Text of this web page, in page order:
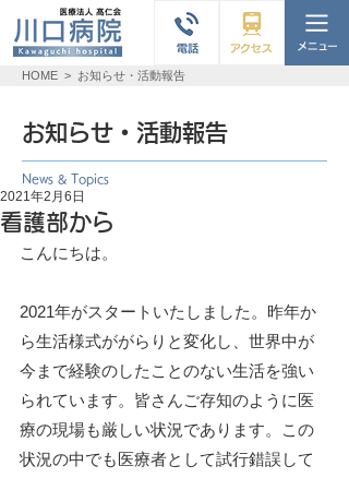
HOME > お知らせ・活動報告
お知らせ・活動報告
News & Topics
看護部から
2021年2月6日
こんにちは。
2021年がスタートいたしました。昨年か
ら生活様式ががらりと変化し、世界中が
今まで経験のしたことのない生活を強い
られています。皆さんご存知のように医
療の現場も厳しい状況であります。この
状況の中でも医療者として試行錯誤して